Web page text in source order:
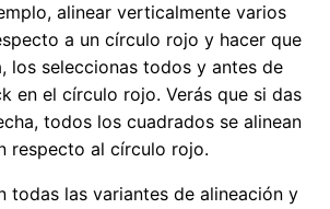
alinear verticalmente varios
a un círculo rojo y hacer que
los seleccionas todos y antes de
en el círculo rojo. Verás que si das
todos los cuadrados se alinean
respecto al círculo rojo.
todas las variantes de alineación y